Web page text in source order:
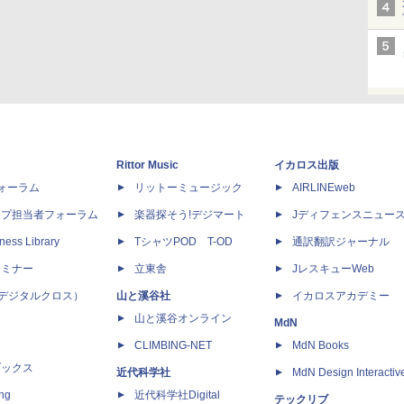
ーラム
担当者フォーラム
Library
ナー
ジタルクロス）
クス
Rittor Music
リットーミュージック
楽器探そう!デジマート
TシャツPOD T-OD
立東舎
山と溪谷社
山と溪谷オンライン
CLIMBING-NET
近代科学社
近代科学社Digital
イカロス出版
AIRLINEweb
Jディフェンスニュー
通訳翻訳ジャーナル
JレスキューWeb
イカロスアカデミー
MdN
MdN Books
MdN Design
テックリブ